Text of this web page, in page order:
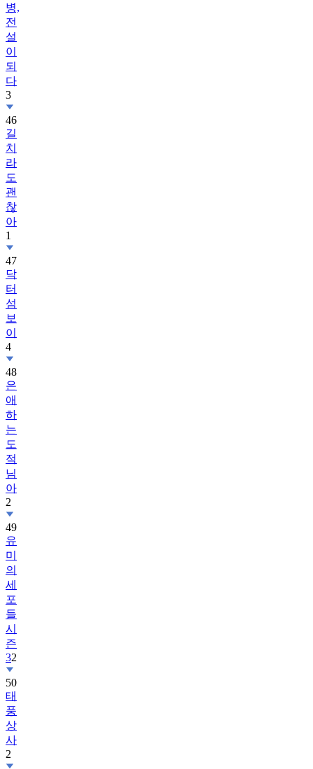
병,
전
설
이
되
다
3
46
길
치
라
도
괜
찮
아
1
47
닥
터
섬
보
이
4
48
은
애
하
는
도
적
님
아
2
49
유
미
의
세
포
들
시
즌
32
50
태
풍
상
사
2